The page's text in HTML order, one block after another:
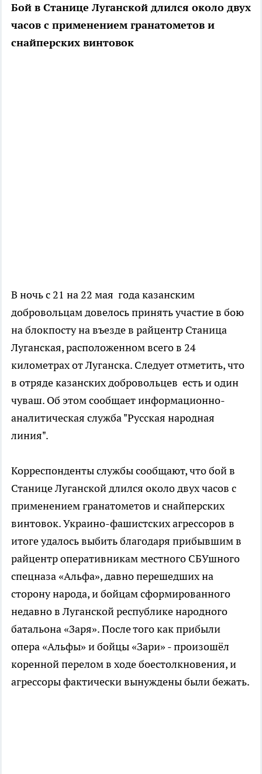
Бой в Станице Луганской длился около двух
часов с применением гранатометов и
снайперских винтовок
В ночь с 21 на 22 мая года казанским
добровольцам довелось принять участие в бою
на блокпосту на въезде в райцентр Станица
Луганская, расположенном всего в 24
километрах от Луганска. Следует отметить, что
в отряде казанских добровольцев есть и один
чуваш. Об этом сообщает информационно-
аналитическая служба "Русская народная
линия".
Корреспонденты службы сообщают, что бой в
Станице Луганской длился около двух часов с
применением гранатометов и снайперских
винтовок. Украино-фашистских агрессоров в
итоге удалось выбить благодаря прибывшим в
райцентр оперативникам местного СБУшного
спецназа «Альфа», давно перешедших на
сторону народа, и бойцам сформированного
недавно в Луганской республике народного
батальона «Заря». После того как прибыли
опера «Альфы» и бойцы «Зари» - произошёл
коренной перелом в ходе боестолкновения, и
агрессоры фактически вынуждены были бежать.